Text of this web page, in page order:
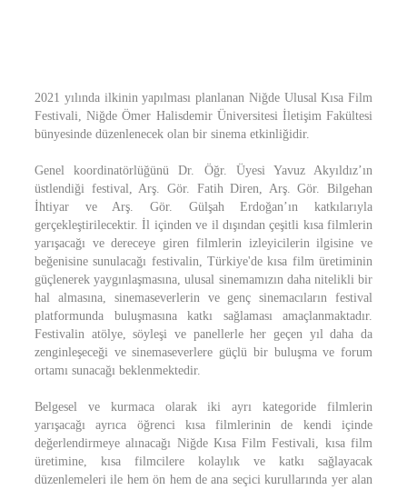
2021 yılında ilkinin yapılması planlanan Niğde Ulusal Kısa Film
Festivali, Niğde Ömer Halisdemir Üniversitesi İletişim Fakültesi
bünyesinde düzenlenecek olan bir sinema etkinliğidir.
Genel koordinatörlüğünü Dr. Öğr. Üyesi Yavuz Akyıldız’ın
üstlendiği festival, Arş. Gör. Fatih Diren, Arş. Gör. Bilgehan
İhtiyar ve Arş. Gör. Gülşah Erdoğan’ın katkılarıyla
gerçekleştirilecektir. İl içinden ve il dışından çeşitli kısa filmlerin
yarışacağı ve dereceye giren filmlerin izleyicilerin ilgisine ve
beğenisine sunulacağı festivalin, Türkiye'de kısa film üretiminin
güçlenerek yaygınlaşmasına, ulusal sinemamızın daha nitelikli bir
hal almasına, sinemaseverlerin ve genç sinemacıların festival
platformunda buluşmasına katkı sağlaması amaçlanmaktadır.
Festivalin atölye, söyleşi ve panellerle her geçen yıl daha da
zenginleşeceği ve sinemaseverlere güçlü bir buluşma ve forum
ortamı sunacağı beklenmektedir.
Belgesel ve kurmaca olarak iki ayrı kategoride filmlerin
yarışacağı ayrıca öğrenci kısa filmlerinin de kendi içinde
değerlendirmeye alınacağı Niğde Kısa Film Festivali, kısa film
üretimine, kısa filmcilere kolaylık ve katkı sağlayacak
düzenlemeleri ile hem ön hem de ana seçici kurullarında yer alan